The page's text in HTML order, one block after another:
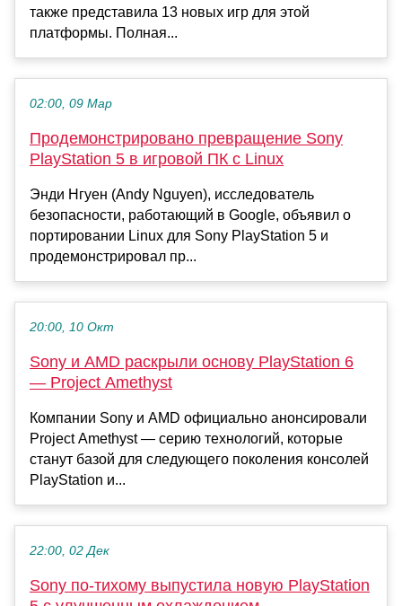
также представила 13 новых игр для этой
платформы. Полная...
02:00, 09 Мар
Продемонстрировано превращение Sony
PlayStation 5 в игровой ПК с Linux
Энди Нгуен (Andy Nguyen), исследователь
безопасности, работающий в Google, объявил о
портировании Linux для Sony PlayStation 5 и
продемонстрировал пр...
20:00, 10 Окт
Sony и AMD раскрыли основу PlayStation 6
— Project Amethyst
Компании Sony и AMD официально анонсировали
Project Amethyst — серию технологий, которые
станут базой для следующего поколения консолей
PlayStation и...
22:00, 02 Дек
Sony по-тихому выпустила новую PlayStation